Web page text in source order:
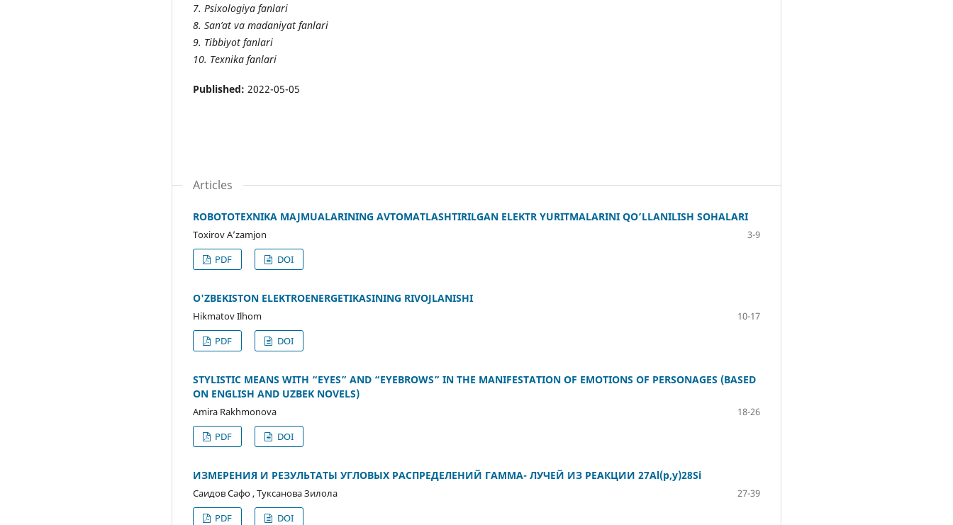
7. Psixologiya fanlari
8. San’at va madaniyat fanlari
9. Tibbiyot fanlari
10. Texnika fanlari
Published: 2022-05-05
Articles
ROBOTOTEXNIKA MAJMUALARINING AVTOMATLASHTIRILGAN ELEKTR YURITMALARINI QO’LLANILISH SOHALARI
Toxirov A’zamjon
3-9
PDF
DOI
O'ZBEKISTON ELEKTROENERGETIKASINING RIVOJLANISHI
Hikmatov Ilhom
10-17
PDF
DOI
STYLISTIC MEANS WITH “EYES” AND “EYEBROWS” IN THE MANIFESTATION OF EMOTIONS OF PERSONAGES (BASED
ON ENGLISH AND UZBEK NOVELS)
Amira Rakhmonova
18-26
PDF
DOI
ИЗМЕРЕНИЯ И РЕЗУЛЬТАТЫ УГЛОВЫХ РАСПРЕДЕЛЕНИЙ ГАММА- ЛУЧЕЙ ИЗ РЕАКЦИИ 27Al(p,y)28Si
Саидов Сафо , Туксанова Зилола
27-39
PDF
DOI